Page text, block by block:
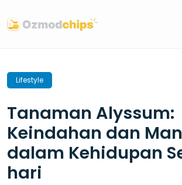
to
content
Lifestyle
Tanaman Alyssum:
Keindahan dan
dalam Kehidupan
hari